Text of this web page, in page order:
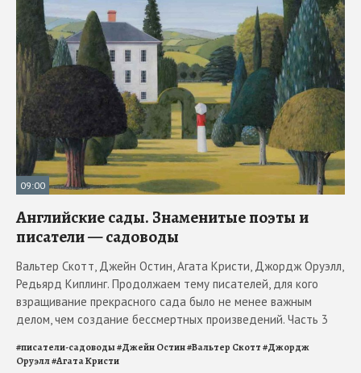
09:00
Английские сады. Знаменитые поэты и
писатели — садоводы
Вальтер Скотт, Джейн Остин, Агата Кристи, Джордж Оруэлл,
Редьярд Киплинг. Продолжаем тему писателей, для кого
взращивание прекрасного сада было не менее важным
делом, чем создание бессмертных произведений. Часть 3
#писатели-садоводы#Джейн Остин#Вальтер Скотт#Джордж
Оруэлл#Агата Кристи